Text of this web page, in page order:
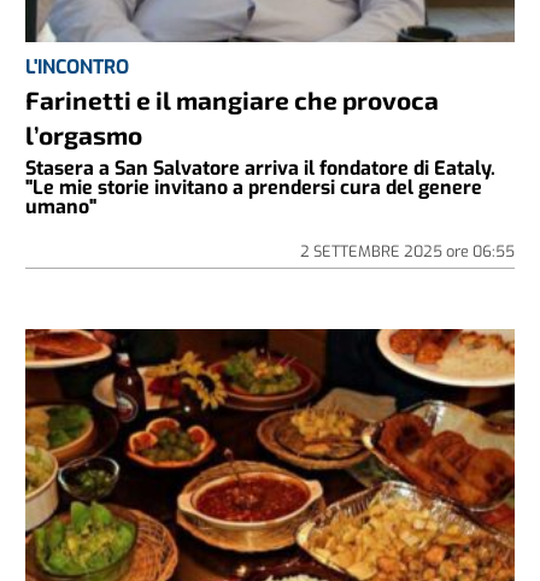
L'INCONTRO
Farinetti e il mangiare che provoca
l’orgasmo
Stasera a San Salvatore arriva il fondatore di Eataly.
"Le mie storie invitano a prendersi cura del genere
umano"
2 SETTEMBRE 2025ore 06:55